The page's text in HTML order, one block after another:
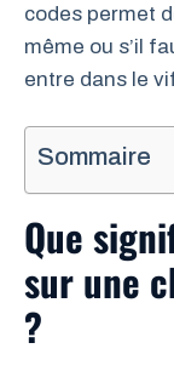
codes permet
même ou s’il
entre dans le
Sommaire
Que
sur une
?